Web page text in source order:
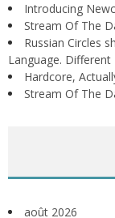
Introducing
Stream Of The
Russian Circles
Language. Different
Hardcore,
Stream Of The
août 2026